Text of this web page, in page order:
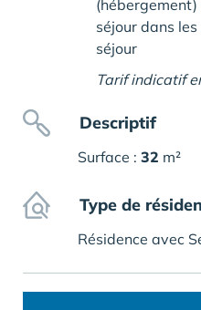
séjour dans
séjour
Tarif indicatif
Descriptif
Surface : 32 m²
Type de
Résidence avec